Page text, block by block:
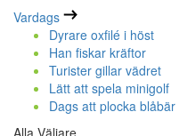
Vardags
Dyrare oxfilé i höst
Han fiskar kräftor
Turister gillar vädret
Lätt att spela minigolf
Dags att plocka blåbär